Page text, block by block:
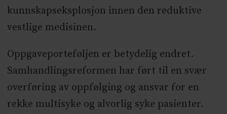
kunnskapseksplosjon innen den reduktive
vestlige medisinen.
Oppgaveporteføljen er betydelig endret.
Samhandlingsreformen har ført til en svær
overføring av oppfølging og ansvar for en
rekke multisyke og alvorlig syke pasienter.